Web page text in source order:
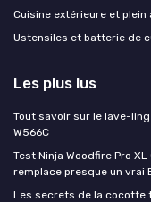
Cuisine extérieure et plein
Ustensiles et batterie de
Les plus lus
Tout savoir sur le lave-
W566C
Test Ninja Woodfire Pro
remplace presque un vrai
Les secrets de la cocotte